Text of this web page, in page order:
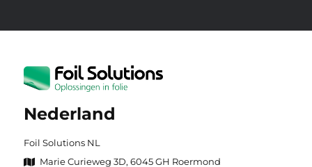
Nederland
Foil Solutions NL
Marie Curieweg 3D, 6045 GH Roermond